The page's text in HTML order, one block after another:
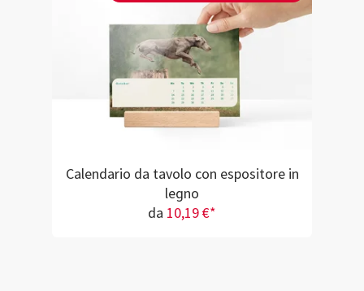
Calendario da tavolo con espositore in
legno
da 10,19 €*